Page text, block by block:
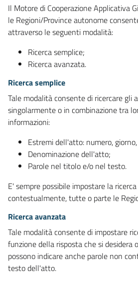
Il Motore di Cooperazione Applicativa
le Regioni/Province autonome
attraverso le seguenti modalità:
Ricerca semplice;
Ricerca avanzata.
Ricerca semplice
Tale modalità consente di ricercare gli
singolarmente o in combinazione tra
informazioni:
Estremi dell'atto: numero,
Denominazione dell'atto;
Parole nel titolo e/o nel testo.
E' sempre possibile impostare la
contestualmente, tutte o parte le
Ricerca avanzata
Tale modalità consente di impostare
funzione della risposta che si desidera
possono indicare anche parole non
testo dell'atto.